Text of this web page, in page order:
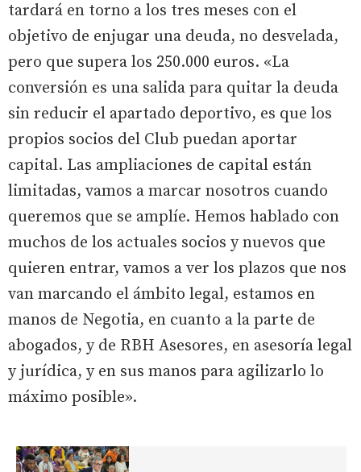
tardará en torno a los tres meses con el
objetivo de enjugar una deuda, no desvelada,
pero que supera los 250.000 euros. «La
conversión es una salida para quitar la deuda
sin reducir el apartado deportivo, es que los
propios socios del Club puedan aportar
capital. Las ampliaciones de capital están
limitadas, vamos a marcar nosotros cuando
queremos que se amplíe. Hemos hablado con
muchos de los actuales socios y nuevos que
quieren entrar, vamos a ver los plazos que nos
van marcando el ámbito legal, estamos en
manos de Negotia, en cuanto a la parte de
abogados, y de RBH Asesores, en asesoría legal
y jurídica, y en sus manos para agilizarlo lo
máximo posible».